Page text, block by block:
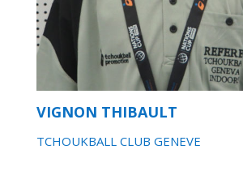
VIGNON THIBAULT
TCHOUKBALL CLUB GENEVE